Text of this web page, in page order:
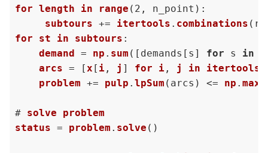
for length in range ( 2, n_point ):
subtours += itertools . combinations (
for
st in subtours :
demand = np . sum ( [demands[s] for s in
arcs = [ x [ i , j ] for i , j in itertools
problem += pulp . lpSum ( arcs ) <= np . max
# solve
problem
status = problem . solve ( )